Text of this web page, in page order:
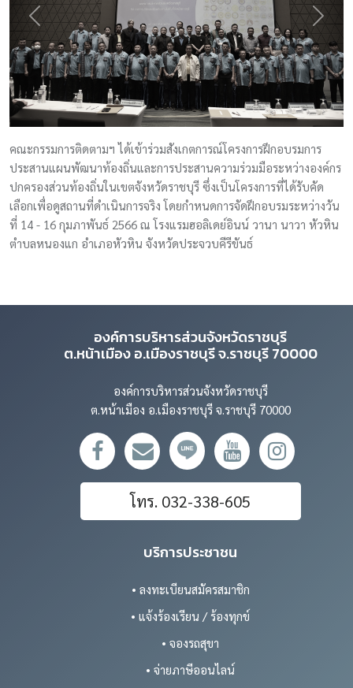
Previous Next
คณะกรรมการติดตามฯ ได้เข้าร่วมสังเกตการณ์โครงการฝึกอบรมการ
ประสานแผนพัฒนาท้องถิ่นและการประสานความร่วมมือระหว่างองค์กร
ปกครองส่วนท้องถิ่นในเขตจังหวัดราชบุรี ซึ่งเป็นโครงการที่ได้รับคัด
เลือกเพื่อดูสถานที่ดำเนินการจริง โดยกำหนดการจัดฝึกอบรมระหว่างวัน
ที่ 14 - 16 กุมภาพันธ์ 2566 ณ โรงแรมฮอลิเดย์อินน์ วานา นาวา หัวหิน
ตำบลหนองแก อำเภอหัวหิน จังหวัดประจวบคีรีขันธ์
องค์การบริหารส่วนจังหวัดราชบุรี
ต.หน้าเมือง อ.เมืองราชบุรี จ.ราชบุรี 70000
องค์การบริหารส่วนจังหวัดราชบุรี
ต.หน้าเมือง อ.เมืองราชบุรี จ.ราชบุรี 70000
โทร. 032-338-605
บริการประชาชน
• ลงทะเบียนสมัครสมาชิก
• แจ้งร้องเรียน / ร้องทุกข์
• จองรถสุขา
• จ่ายภาษีออนไลน์